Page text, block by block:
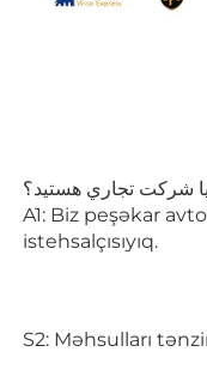
A1: Biz peşəkar
istehsalçısıyıq.
S2: Məhsulları